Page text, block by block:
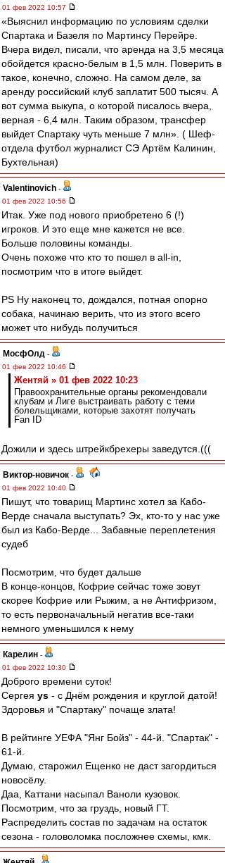
01 фев 2022 10:57
«Выяснил информацию по условиям сделки
Спартака и Базеля по Мартинсу Перейре.
Вчера видел, писали, что аренда на 3,5 месяца
обойдется красно-белым в 1,5 млн. Поверить в
такое, конечно, сложно. На самом деле, за
аренду российский клуб заплатит 500 тысяч. А
вот сумма выкупа, о которой писалось вчера,
верная - 6,4 млн. Таким образом, трансфер
выйдет Спартаку чуть меньше 7 млн». ( Шеф-
отдела футбол журналист СЭ Артём Калинин,
Бухтельная)
Valentinovich -
01 фев 2022 10:56
Итак. Уже под нового приобретено 6 (!)
игроков. И это еще мне кажется не все.
Больше половины команды.
Очень похоже что кто то пошел в all-in,
посмотрим что в итоге выйдет.
PS Ну наконец то, дождался, потная опорно
собака, начинаю верить, что из этого всего
может что нибудь получиться
МосфОлд -
01 фев 2022 10:46
Жентяй » 01 фев 2022 10:23
Правоохранительные органы рекомендовали
клубам и Лиге выстраивать работу с теми
болельщиками, которые захотят получать
Fan ID
Дожили и здесь штрейкбрехеры заведутся.(((
Виктор-новичок -
01 фев 2022 10:40
Пишут, что товарищ Мартинс хотел за Кабо-
Верде сначала выступать? Эх, кто-то у нас уже
был из Кабо-Верде... Забавные переплетения
судеб
Посмотрим, что будет дальше
В конце-концов, Кофрие сейчас тоже зовут
скорее Кофрие или Рыжим, а не Антифризом,
то есть первоначальный негатив все-таки
немного уменьшился к нему
Карелин -
01 фев 2022 10:30
Доброго времени суток!
Сергея ys - с Днём рождения и круглой датой!
Здоровья и "Спартаку" почаще злата!
В рейтинге УЕФА "Янг Бойз" - 44-й. "Спартак" -
61-й.
Думаю, старожил Ещенко не даст загордиться
новосёлу.
Даа, Каттани насыпал Ваноли кузовок.
Посмотрим, что за груздь, новый ГТ.
Распределить состав по задачам на остаток
сезона - головоломка посложнее схемы, кмк.